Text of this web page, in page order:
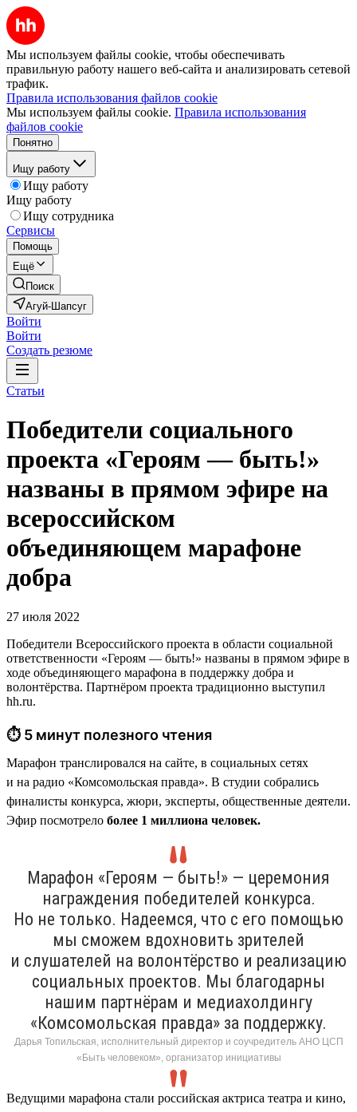
Мы используем файлы cookie, чтобы обеспечивать
правильную работу нашего веб-сайта и анализировать сетевой
трафик.
Правила использования файлов cookie
Мы используем файлы cookie. Правила использования
файлов cookie
Понятно
Ищу работу
Ищу работу
Ищу работу
Ищу сотрудника
Сервисы
Помощь
Ещё
Поиск
Агуй-Шапсуг
Войти
Войти
Создать резюме
Статьи
Победители социального
проекта «Героям — быть!»
названы в прямом эфире на
всероссийском
объединяющем марафоне
добра
27 июля 2022
Победители Всероссийского проекта в области социальной
ответственности «Героям — быть!» названы в прямом эфире в
ходе объединяющего марафона в поддержку добра и
волонтёрства. Партнёром проекта традиционно выступил
hh.ru.
⏱ 5 минут полезного чтения
Марафон транслировался на сайте, в социальных сетях
и на радио «Комсомольская правда». В студии собрались
финалисты конкурса, жюри, эксперты, общественные деятели.
Эфир посмотрело более 1 миллиона человек.
Марафон «Героям — быть!» — церемония
награждения победителей конкурса.
Но не только. Надеемся, что с его помощью
мы сможем вдохновить зрителей
и слушателей на волонтёрство и реализацию
социальных проектов. Мы благодарны
нашим партнёрам и медиахолдингу
«Комсомольская правда» за поддержку.
Дарья Топильская, исполнительный директор и соучредитель АНО ЦСП
«Быть человеком», организатор инициативы
Ведущими марафона стали российская актриса театра и кино,